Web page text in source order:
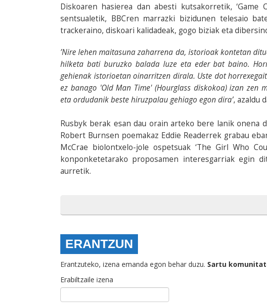
Diskoaren hasierea dan abesti kutsakorretik, ‘Game
sentsualetik, BBCren marrazki bizidunen telesaio
trackeraino, diskoari kalidadeak, gogo biziak eta
’Nire lehen maitasuna zaharrena da, istorioak kontetan
hilketa bati buruzko balada luze eta eder bat baino.
gehienak istorioetan oinarritzen dirala. Uste dot
ez banago 'Old Man Time' (Hourglass diskokoa) izan zen
eta ordudanik beste hiruzpalau gehiago egon dira’, azaldu
Rusbyk berak esan dau orain arteko bere lanik onena
Robert Burnsen poemakaz Eddie Readerrek grabau
McCrae biolontxelo-jole ospetsuak ‘The Girl Who
konponketetarako proposamen interesgarriak egin
aurretik.
ERANTZUN
Erantzuteko, izena emanda egon behar duzu. Sartu
Erabiltzaile izena